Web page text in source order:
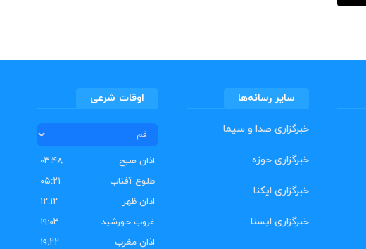
سایر رسانه‌ها
خبرگزاری صدا و سیما
خبرگزاری حوزه
خبرگزاری ایکنا
خبرگزاری ایسنا
اوقات شرعی
اذان صبح
۰۳:۴۸
طلوع آفتاب
۰۵:۲۱
اذان ظهر
۱۲:۱۲
غروب خورشید
۱۹:۰۳
اذان مغرب
۱۹:۲۲